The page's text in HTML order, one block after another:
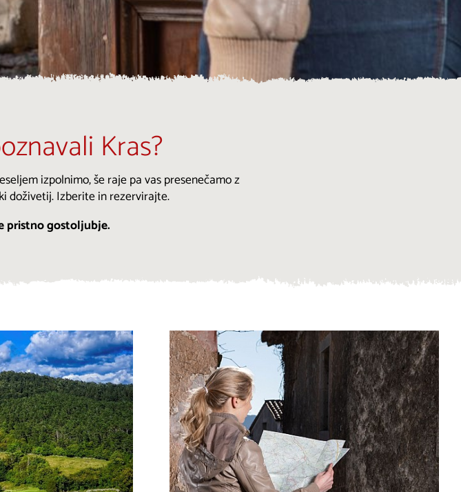
Kras?
izpolnimo, še raje pa vas presenečamo z
doživetij. Izberite in rezervirajte.
pristno gostoljubje.